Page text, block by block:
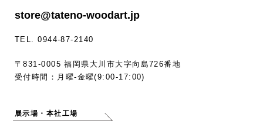
store@tateno-woodart.jp
TEL. 0944-87-2140
〒831-0005 福岡県大川市大字向島726番地
受付時間：月曜-金曜(9:00-17:00)
展示場・本社工場